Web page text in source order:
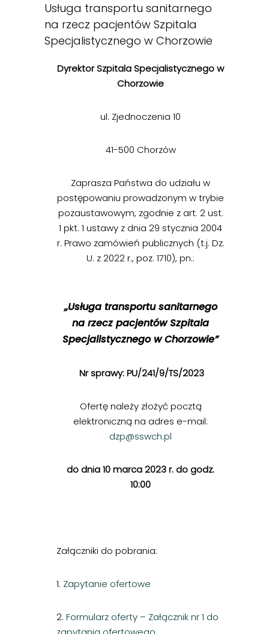
Usługa transportu sanitarnego
na rzecz pacjentów Szpitala
Specjalistycznego w Chorzowie
Dyrektor Szpitala Specjalistycznego w
Chorzowie
ul. Zjednoczenia 10
41-500 Chorzów
Zaprasza Państwa do udziału w
postępowaniu prowadzonym w trybie
pozaustawowym, zgodnie z art. 2 ust.
1 pkt. 1 ustawy z dnia 29 stycznia 2004
r. Prawo zamówień publicznych (t.j. Dz.
U. z 2022 r., poz. 1710), pn.:
„Usługa transportu sanitarnego
na rzecz pacjentów Szpitala
Specjalistycznego w Chorzowie”
Nr sprawy: PU/241/9/TS/2023
Ofertę należy złożyć pocztą
elektroniczną na adres e-mail:
dzp@sswch.pl
do dnia 10 marca 2023 r. do godz.
10:00
Załączniki do pobrania:
1. Zapytanie ofertowe
2. Formularz oferty – Załącznik nr 1 do